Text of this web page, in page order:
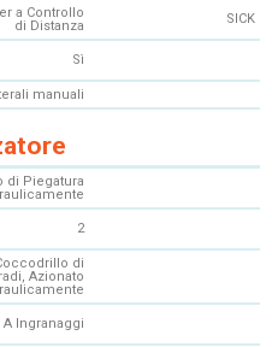
a Controllo
di Distanza
SICK
Sì
manuali
di Piegatura
2
di
Azionato
A Ingranaggi